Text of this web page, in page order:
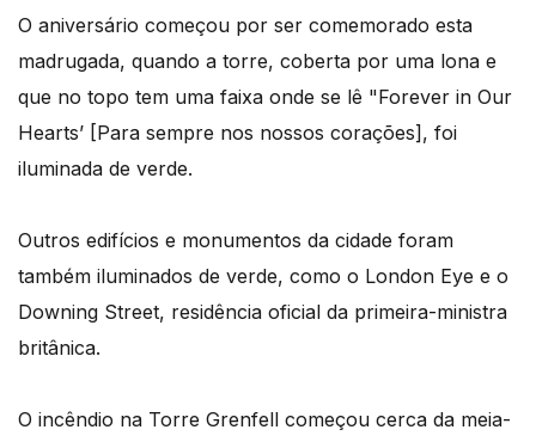
O aniversário começou por ser comemorado esta
madrugada, quando a torre, coberta por uma lona e
que no topo tem uma faixa onde se lê "Forever in Our
Hearts’ [Para sempre nos nossos corações], foi
iluminada de verde.
Outros edifícios e monumentos da cidade foram
também iluminados de verde, como o London Eye e o
Downing Street, residência oficial da primeira-ministra
britânica.
O incêndio na Torre Grenfell começou cerca da meia-